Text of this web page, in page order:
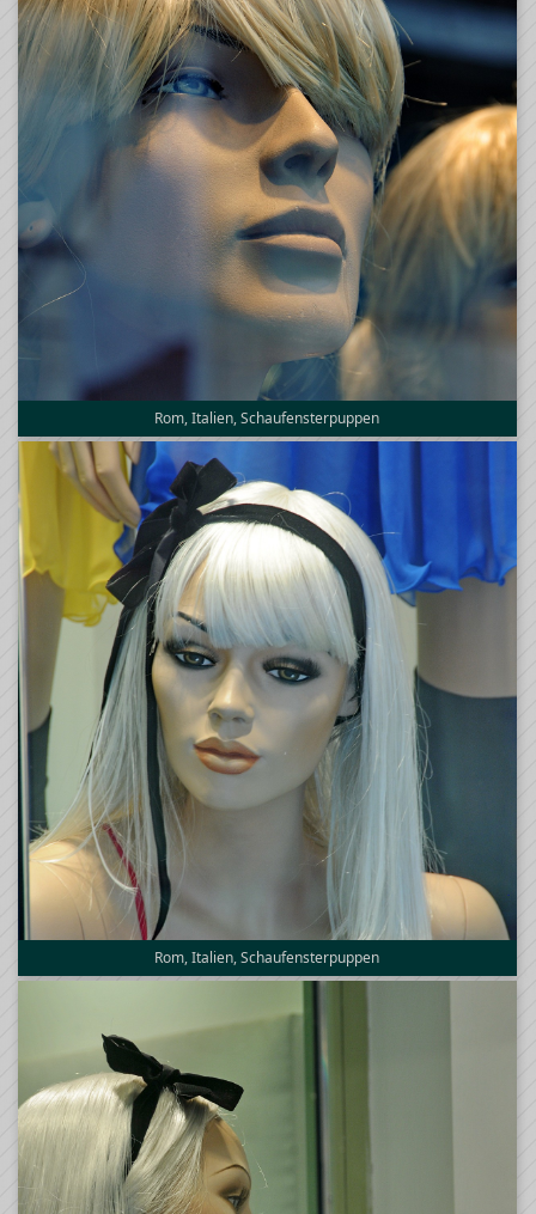
Rom, Italien, Schaufensterpuppen
Rom, Italien, Schaufensterpuppen